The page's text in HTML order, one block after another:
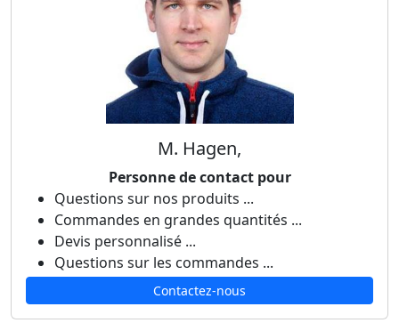
M. Hagen,
Personne de contact pour
Questions sur nos produits ...
Commandes en grandes quantités ...
Devis personnalisé ...
Questions sur les commandes ...
Contactez-nous